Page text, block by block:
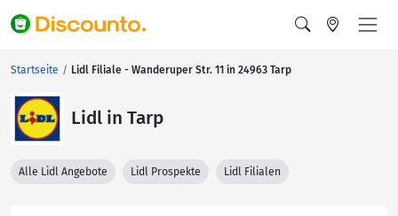
Startseite Lidl Filiale - Wanderuper Str. 11 in 24963 Tarp
Lidl in Tarp
Alle Lidl Angebote Lidl Prospekte Lidl Filialen